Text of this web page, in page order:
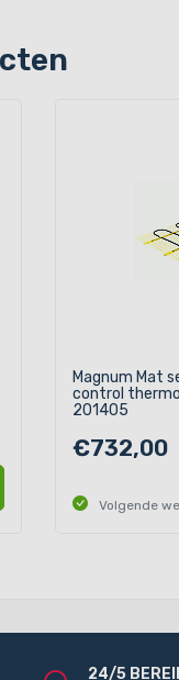
Magnum Mat
control
201405
€732,00
Volgende
24/5